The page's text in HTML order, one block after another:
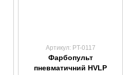
Артикул: PT-0117
Фарбопульт
пневматичний HVLP